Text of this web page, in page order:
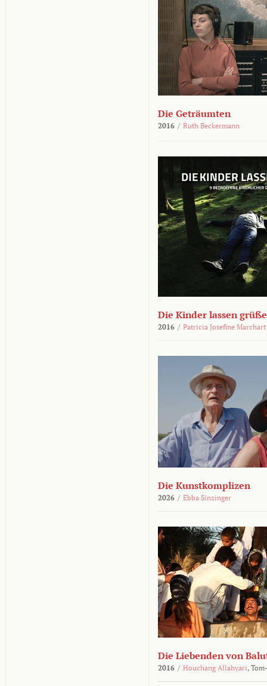
Die Geträumten
2016 / Ruth Beckermann
Die Kinder lassen
2016 / Patricia Josefine Marchart
Die Kunstkomplizen
2026 / Ebba Sinzinger
Die Liebenden von
2016 / Houchang Allahyari,